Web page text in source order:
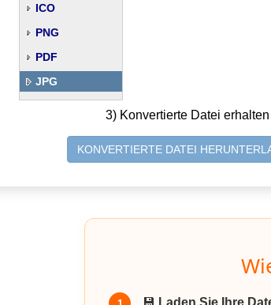
ICO
PNG
PDF
JPG
3) Konvertierte Datei erhalten
KONVERTIERTE DATEI
💾 Laden Sie Ihre